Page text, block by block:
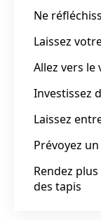
Ne
Laissez
Allez vers
Investissez
Laissez
Prévoyez
Rendez
des tapis